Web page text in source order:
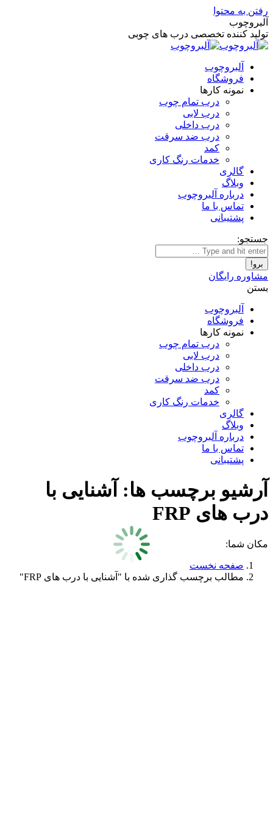
رفتن به محتوا
آلبروچوب
تولید کننده تخصصی درب های چوبی
آلبروچوب
فروشگاه
نمونه کارها
درب تمام چوب
درب لابی
درب داخلی
درب ضد سرقت
کمد
خدمات رنگ کاری
گالری
وبلاگ
درباره آلبروچوب
تماس با ما
پشتیبانی
جستجو:
مشاوره رایگان
بستن
آلبروچوب
فروشگاه
نمونه کارها
درب تمام چوب
درب لابی
درب داخلی
درب ضد سرقت
کمد
خدمات رنگ کاری
گالری
وبلاگ
درباره آلبروچوب
تماس با ما
پشتیبانی
آرشیو برچسب ها: آشنایی با
درب های FRP
مکان شما:
صفحه نخست
مطالب برچسب گذاری شده با "آشنایی با درب های FRP"